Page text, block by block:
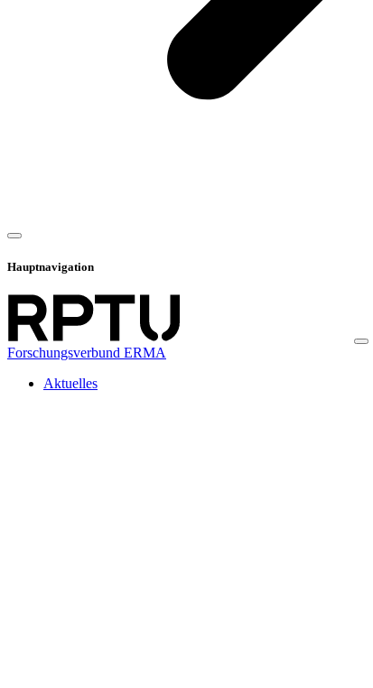
Hauptnavigation
Forschungsverbund ERMA
Aktuelles